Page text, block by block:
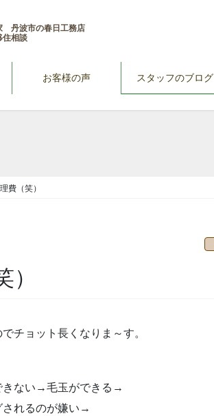
丹波市の春日工務店
住相談
お客様の声 スタッフのブログ
費（笑）
チョット長くなりま～す。
きない→毛玉ができる→
れるのが嫌い→